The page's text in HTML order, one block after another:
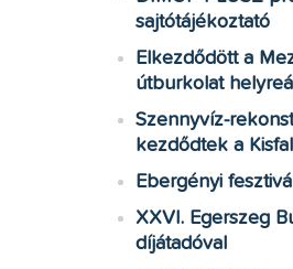
sajtótájékoztató
Elkezdődött a
útburkolat
Szennyvíz-
kezdődtek a
Ebergényi
XXVI. Egerszeg
díjátadóval